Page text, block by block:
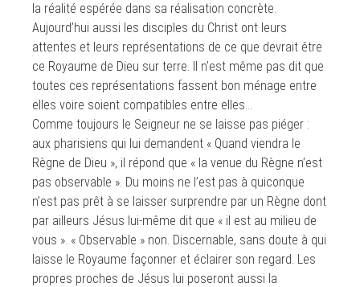
la réalité espérée dans sa réalisation concrète.
Aujourd’hui aussi les disciples du Christ ont leurs
attentes et leurs représentations de ce que devrait être
ce Royaume de Dieu sur terre. Il n’est même pas dit que
toutes ces représentations fassent bon ménage entre
elles voire soient compatibles entre elles…
Comme toujours le Seigneur ne se laisse pas piéger :
aux pharisiens qui lui demandent « Quand viendra le
Règne de Dieu », il répond que « la venue du Règne n’est
pas observable ». Du moins ne l’est pas à quiconque
n’est pas prêt à se laisser surprendre par un Règne dont
par ailleurs Jésus lui-même dit que « il est au milieu de
vous ». « Observable » non. Discernable, sans doute à qui
laisse le Royaume façonner et éclairer son regard. Les
propres proches de Jésus lui poseront aussi la